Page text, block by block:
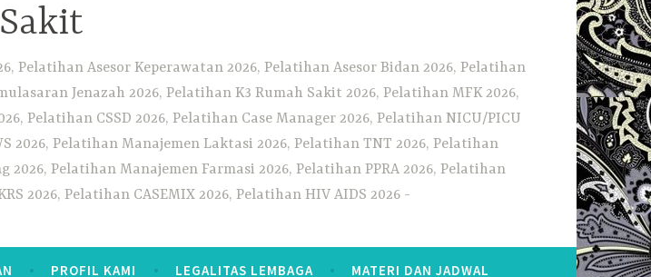
Sakit
Pelatihan Asesor Keperawatan 2026, Pelatihan Asesor Bidan 2026, Pelatihan
Jenazah 2026, Pelatihan K3 Rumah Sakit 2026, Pelatihan MFK 2026,
Pelatihan CSSD 2026, Pelatihan Case Manager 2026, Pelatihan NICU/PICU
2026, Pelatihan Manajemen Laktasi 2026, Pelatihan TNT 2026, Pelatihan
Pelatihan Manajemen Farmasi 2026, Pelatihan PPRA 2026, Pelatihan
2026, Pelatihan CASEMIX 2026, Pelatihan HIV AIDS 2026
PROFIL KAMI LEGALITAS LEMBAGA MATERI DAN JADWAL